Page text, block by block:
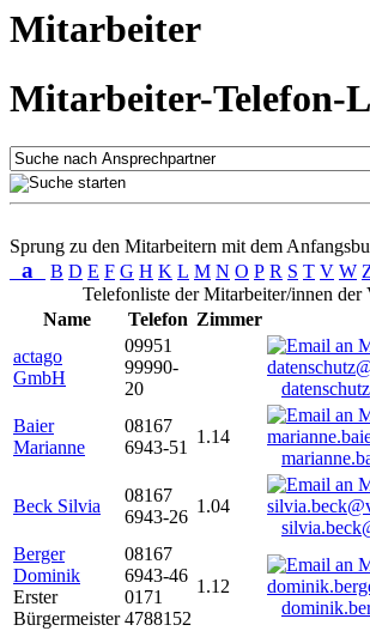
Mitarbeiter
Mitarbeiter-Telefon-
Sprung zu den Mitarbeitern mit dem
a B D E F G H K L M N O P R S T V W
Telefonliste der Mitarbeiter/innen der
Name
Telefon Zimmer
actago
GmbH
09951
99990-
20
Baier
Marianne
08167
6943-51
1.14
Beck Silvia
08167
6943-26
1.04
Berger
Dominik
Erster
Bürgermeister
08167
6943-46
0171
4788152
1.12